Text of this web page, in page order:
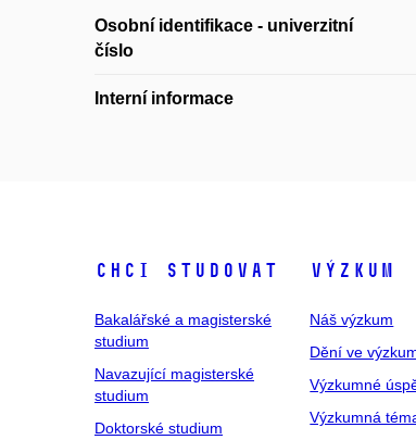
Osobní identifikace - univerzitní
číslo
Interní informace
Chci studovat
Bakalářské a magisterské
studium
Navazující magisterské
studium
Doktorské studium
Výzkum
Náš výzkum
Dění ve
Výzkumné
Výzkumná